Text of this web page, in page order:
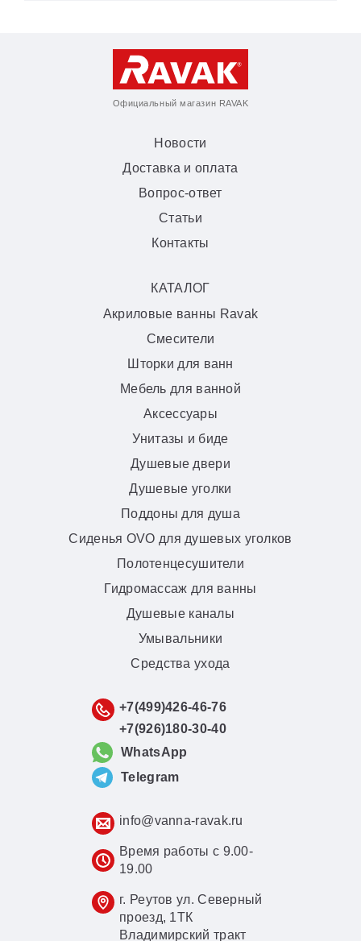
Официальный магазин RAVAK
Новости
Доставка и оплата
Вопрос-ответ
Статьи
Контакты
КАТАЛОГ
Акриловые ванны Ravak
Смесители
Шторки для ванн
Мебель для ванной
Аксессуары
Унитазы и биде
Душевые двери
Душевые уголки
Поддоны для душа
Сиденья OVO для душевых уголков
Полотенцесушители
Гидромассаж для ванны
Душевые каналы
Умывальники
Средства ухода
+7(499)426-46-76
+7(926)180-30-40
WhatsApp
Telegram
info@vanna-ravak.ru
Время работы с 9.00-
19.00
г. Реутов ул. Северный
проезд, 1ТК
Владимирский тракт